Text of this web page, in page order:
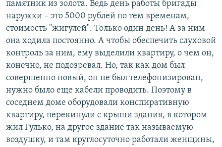
памятник из золота. Ведь день работы бригады
наружки – это 5000 рублей по тем временам,
стоимость "жигулей". Только один день! А за ним
она ходила постоянно. А чтобы обеспечить слуховой
контроль за ним, ему выделили квартиру, о чем он,
конечно, не подозревал. Но, так как дом был
совершенно новый, он не был телефонизирован,
нужно было еще кабели проводить. Поэтому в
соседнем доме оборудовали конспиративную
квартиру, перекинули с крыши здания, в котором
жил Гулько, на другое здание так называемую
воздушку, и там круглосуточно работали женщины,